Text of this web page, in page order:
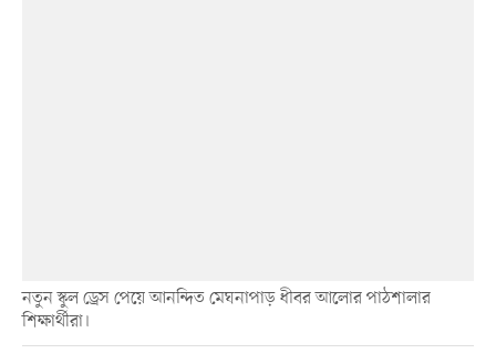
নতুন স্কুল ড্রেস পেয়ে আনন্দিত মেঘনাপাড় ধীবর আলোর পাঠশালার
শিক্ষার্থীরা।